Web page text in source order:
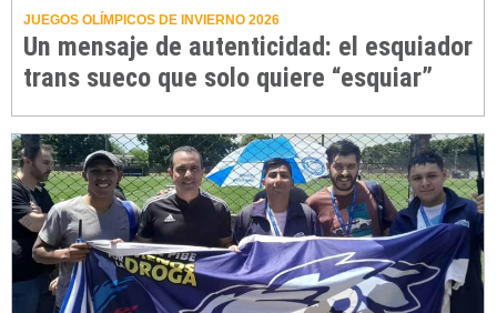
JUEGOS OLÍMPICOS DE INVIERNO 2026
Un mensaje de autenticidad: el esquiador
trans sueco que solo quiere “esquiar”